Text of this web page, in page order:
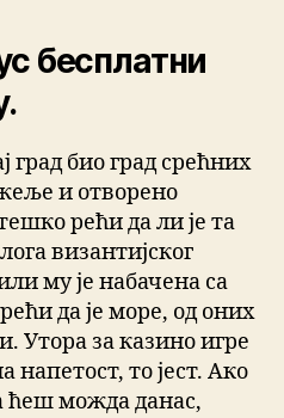
бесплатни
град био град срећних
и отворено
рећи да ли је та
византијског
му је набачена са
да је море, од оних
Утора за казино игре
то јест. Ако
можда данас,